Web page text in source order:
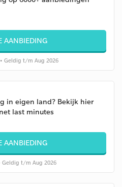
AANBIEDING
• Geldig t/m Aug 2026
in eigen land? Bekijk hier
last minutes
AANBIEDING
Geldig t/m Aug 2026